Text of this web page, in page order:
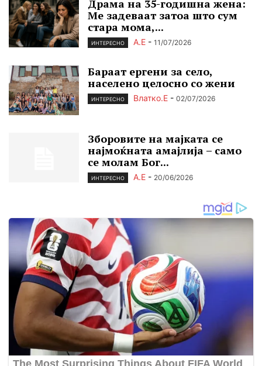
Драма на 35-годишна жена:
Ме задеваат затоа што сум
стара мома,...
ИНТЕРЕСНО А.Е - 11/07/2026
Бараат ергени зa село,
населено целосно со жени
ИНТЕРЕСНО Влатко.Е - 02/07/2026
Зборовите на мајката се
најмоќната амајлија – само
се молам Бог...
ИНТЕРЕСНО А.Е - 20/06/2026